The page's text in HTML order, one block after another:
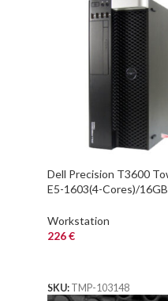
Dell Precision T3600
E5-1603(4-Cores)/16GB
Grade A+ Workstatio
Workstation
226€
SKU: TMP-103148